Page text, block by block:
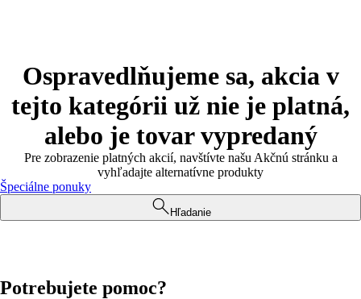
Ospravedlňujeme sa, akcia v
tejto kategórii už nie je platná,
alebo je tovar vypredaný
Pre zobrazenie platných akcií, navštívte našu Akčnú stránku a
vyhľadajte alternatívne produkty
Špeciálne ponuky
Hľadanie
Potrebujete pomoc?